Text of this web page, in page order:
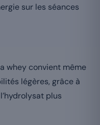
sur les séances
whey convient même
légères, grâce à
plus